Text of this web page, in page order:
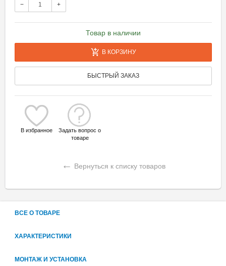
− +
Товар в наличии
В КОРЗИНУ
БЫСТРЫЙ ЗАКАЗ
В избранное
Задать вопрос о
товаре
← Вернуться к списку товаров
ВСЕ О ТОВАРЕ
ХАРАКТЕРИСТИКИ
МОНТАЖ И УСТАНОВКА